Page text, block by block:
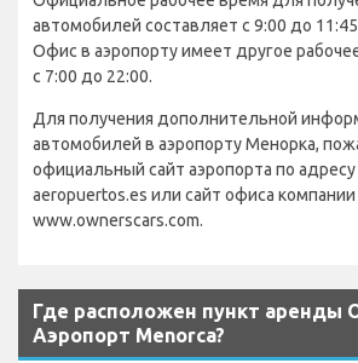
автомобилей составляет с 9:00 до
Офис в аэропорту имеет другое
с 7:00 до 22:00.
Для получения дополнительной
автомобилей в аэропорту Менорка,
официальный сайт аэропорта по
aeropuertos.es или сайт офиса
www.ownerscars.com.
Где расположен пункт аренды
Аэропорт Menorca?